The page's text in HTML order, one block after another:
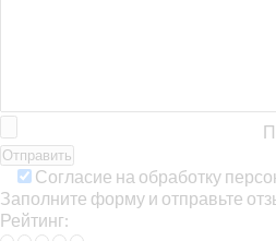
Согласие на обработку
Заполните форму и отправьте
Рейтинг: